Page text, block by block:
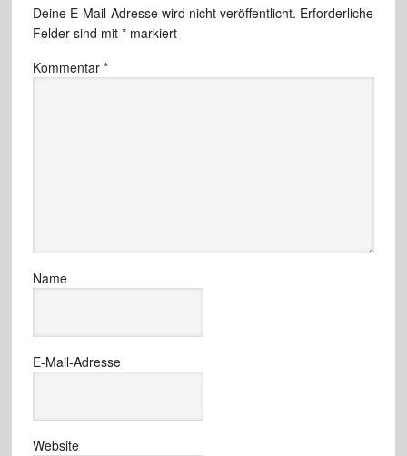
Deine E-Mail-Adresse wird nicht veröffentlicht. Erforderliche
Felder sind mit *markiert
Kommentar *
Name
E-Mail-Adresse
Website